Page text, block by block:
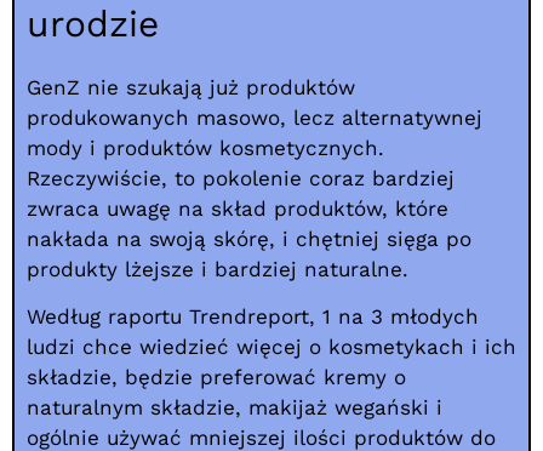
urodzie
GenZ nie szukają już produktów
produkowanych masowo, lecz alternatywnej
mody i produktów kosmetycznych.
Rzeczywiście, to pokolenie coraz bardziej
zwraca uwagę na skład produktów, które
nakłada na swoją skórę, i chętniej sięga po
produkty lżejsze i bardziej naturalne.
Według raportu Trendreport, 1 na 3 młodych
ludzi chce wiedzieć więcej o kosmetykach i ich
składzie, będzie preferować kremy o
naturalnym składzie, makijaż wegański i
ogólnie używać mniejszej ilości produktów do